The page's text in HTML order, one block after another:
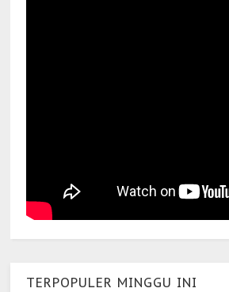
TERPOPULER MINGGU INI